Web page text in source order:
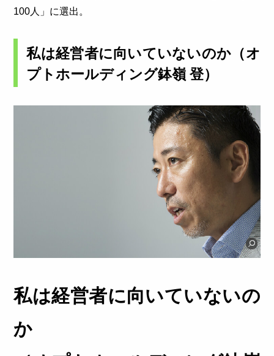
100人」に選出。
私は経営者に向いていないのか（オ
プトホールディング鉢嶺 登）
私は経営者に向いていないの
か